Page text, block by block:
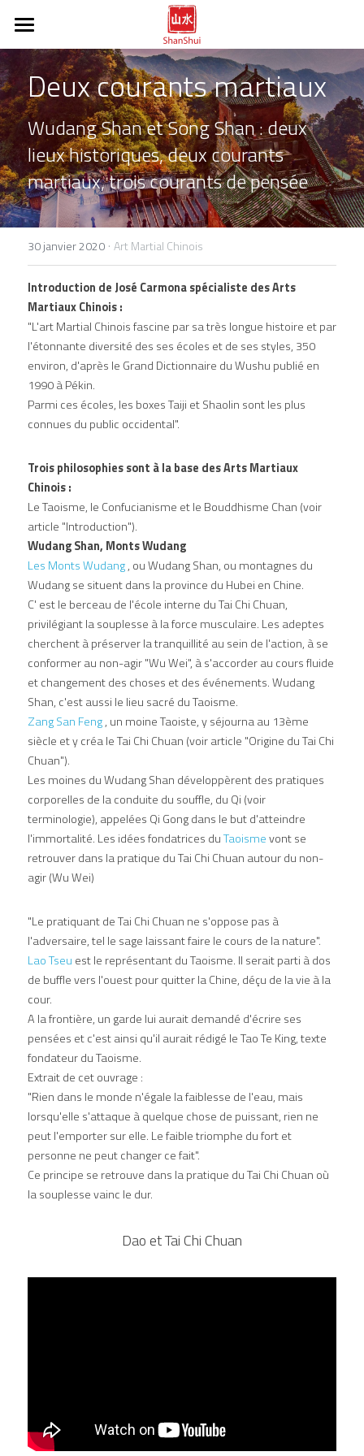
Tai Chi Chuan
Disciplines
Tout sur le Tai Chi Chuan
Vidéos et photos
Méditation
fr / en
POWERED BY
Deux courants martiaux
Wudang Shan et Song Shan : deux
lieux historiques, deux courants
martiaux, trois courants de pensée
30 janvier 2020 · Art Martial Chinois
Introduction de José Carmona spécialiste des Arts
Martiaux Chinois :
"L'art Martial Chinois fascine par sa très longue histoire et par
l'étonnante diversité des ses écoles et de ses styles, 350
environ, d'après le Grand Dictionnaire du Wushu publié en
1990 à Pékin.
Parmi ces écoles, les boxes Taiji et Shaolin sont les plus
connues du public occidental".
Trois philosophies sont à la base des Arts Martiaux
Chinois :
Le Taoisme, le Confucianisme et le Bouddhisme Chan (voir
article "Introduction").
Wudang Shan, Monts Wudang
Les Monts Wudang , ou Wudang Shan, ou montagnes du
Wudang se situent dans la province du Hubei en Chine.
C' est le berceau de l'école interne du Tai Chi Chuan,
privilégiant la souplesse à la force musculaire. Les adeptes
cherchent à préserver la tranquillité au sein de l'action, à se
conformer au non-agir "Wu Wei", à s'accorder au cours fluide
et changement des choses et des événements. Wudang
Shan, c'est aussi le lieu sacré du Taoisme.
Zang San Feng , un moine Taoiste, y séjourna au 13ème
siècle et y créa le Tai Chi Chuan (voir article "Origine du Tai Chi
Chuan").
Les moines du Wudang Shan développèrent des pratiques
corporelles de la conduite du souffle, du Qi (voir
terminologie), appelées Qi Gong dans le but d'atteindre
l'immortalité. Les idées fondatrices du Taoisme vont se
retrouver dans la pratique du Tai Chi Chuan autour du non-
agir (Wu Wei)
"Le pratiquant de Tai Chi Chuan ne s'oppose pas à
l'adversaire, tel le sage laissant faire le cours de la nature".
Lao Tseu est le représentant du Taoisme. Il serait parti à dos
de buffle vers l'ouest pour quitter la Chine, déçu de la vie à la
cour.
A la frontière, un garde lui aurait demandé d'écrire ses
pensées et c'est ainsi qu'il aurait rédigé le Tao Te King, texte
fondateur du Taoisme.
Extrait de cet ouvrage :
"Rien dans le monde n'égale la faiblesse de l'eau, mais
lorsqu'elle s'attaque à quelque chose de puissant, rien ne
peut l'emporter sur elle. Le faible triomphe du fort et
personne ne peut changer ce fait".
Ce principe se retrouve dans la pratique du Tai Chi Chuan où
la souplesse vainc le dur.
Dao et Tai Chi Chuan